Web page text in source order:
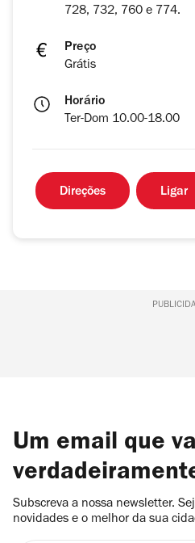
728, 732, 760 e 774.
Preço
Grátis
Horário
Ter-Dom 10.00-18.00
Direções Ligar
Um email que
Subscreva a nossa newsletter.
novidades e o melhor da sua